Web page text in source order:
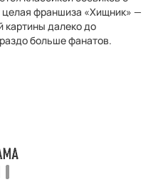
франшиза «Хищник» —
картины далеко до
больше фанатов.